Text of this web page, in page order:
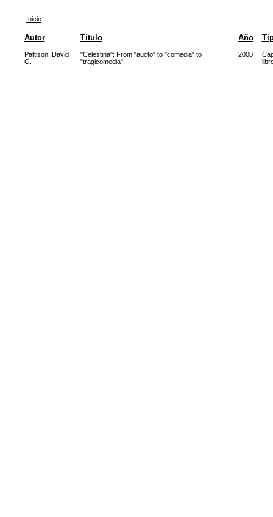
Inicio
Autor Título Año
Pattison, David
G.
"Celestina": From "aucto" to "comedia" to
"tragicomedia"
2000